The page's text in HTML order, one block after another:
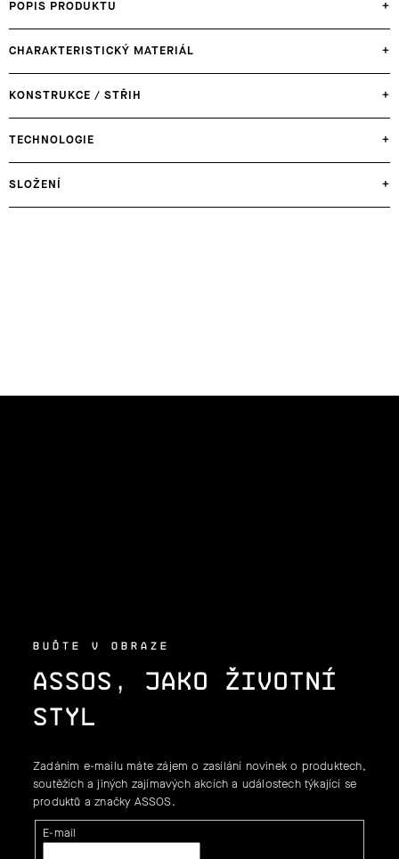
POPIS PRODUKTU +
CHARAKTERISTICKÝ MATERIÁL +
KONSTRUKCE / STŘIH +
TECHNOLOGIE +
SLOŽENÍ +
BUĎTE V OBRAZE
ASSOS, JAKO ŽIVOTNÍ
STYL
Zadáním e-mailu máte zájem o zasílání novinek o produktech,
soutěžích a jiných zajímavých akcích a událostech týkající se
produktů a značky ASSOS.
E-mail